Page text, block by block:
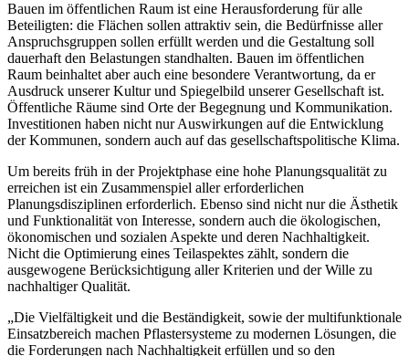
Bauen im öffentlichen Raum ist eine Herausforderung für alle
Beteiligten: die Flächen sollen attraktiv sein, die Bedürfnisse aller
Anspruchsgruppen sollen erfüllt werden und die Gestaltung soll
dauerhaft den Belastungen standhalten. Bauen im öffentlichen
Raum beinhaltet aber auch eine besondere Verantwortung, da er
Ausdruck unserer Kultur und Spiegelbild unserer Gesellschaft ist.
Öffentliche Räume sind Orte der Begegnung und Kommunikation.
Investitionen haben nicht nur Auswirkungen auf die Entwicklung
der Kommunen, sondern auch auf das gesellschaftspolitische Klima.
Um bereits früh in der Projektphase eine hohe Planungsqualität zu
erreichen ist ein Zusammenspiel aller erforderlichen
Planungsdisziplinen erforderlich. Ebenso sind nicht nur die Ästhetik
und Funktionalität von Interesse, sondern auch die ökologischen,
ökonomischen und sozialen Aspekte und deren Nachhaltigkeit.
Nicht die Optimierung eines Teilaspektes zählt, sondern die
ausgewogene Berücksichtigung aller Kriterien und der Wille zu
nachhaltiger Qualität.
„Die Vielfältigkeit und die Beständigkeit, sowie der multifunktionale
Einsatzbereich machen Pflastersysteme zu modernen Lösungen, die
die Forderungen nach Nachhaltigkeit erfüllen und so den